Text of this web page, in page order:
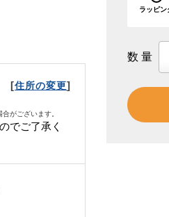
[住所の変更]
がございます。
でご了承く
ラッピン
数量